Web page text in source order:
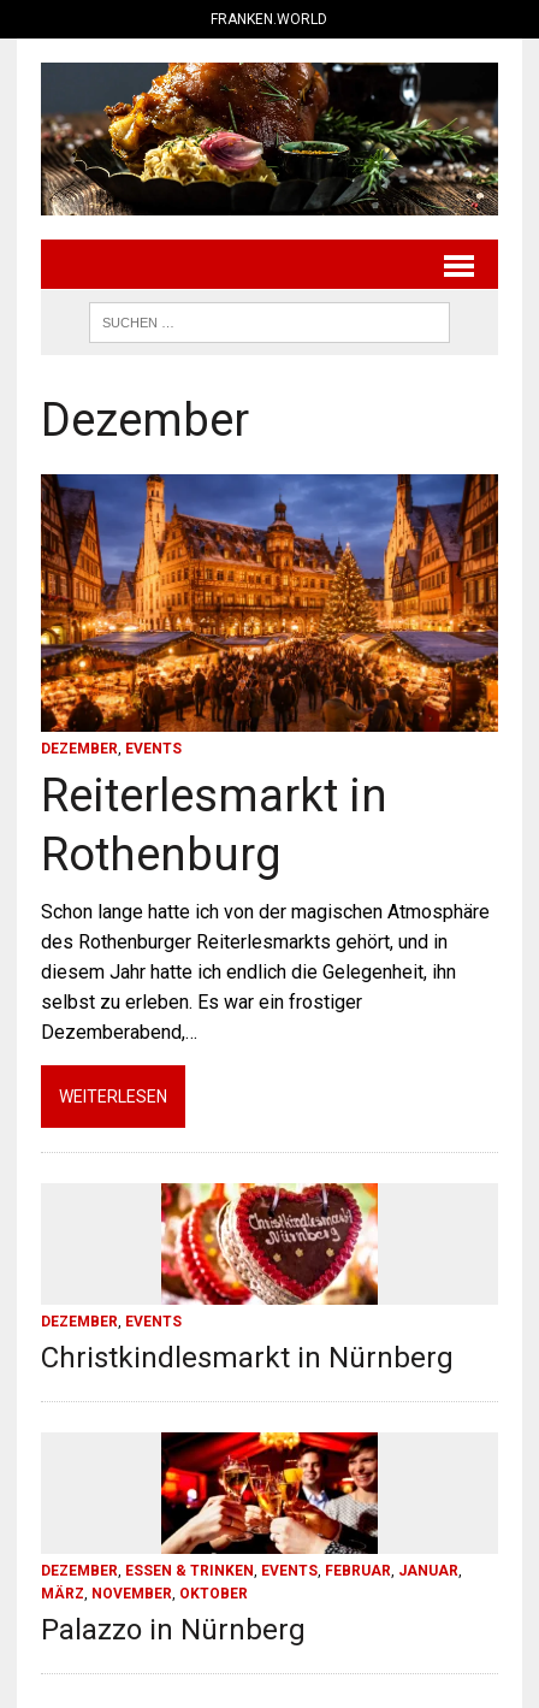
FRANKEN.WORLD
Dezember
DEZEMBER, EVENTS
Reiterlesmarkt in
Rothenburg
Schon lange hatte ich von der magischen Atmosphäre
des Rothenburger Reiterlesmarkts gehört, und in
diesem Jahr hatte ich endlich die Gelegenheit, ihn
selbst zu erleben. Es war ein frostiger
Dezemberabend,…
WEITERLESEN
DEZEMBER, EVENTS
Christkindlesmarkt in Nürnberg
DEZEMBER, ESSEN & TRINKEN, EVENTS, FEBRUAR, JANUAR,
MÄRZ, NOVEMBER, OKTOBER
Palazzo in Nürnberg